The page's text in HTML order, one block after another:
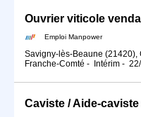
Ouvrier viticole
Emploi Manpower
Savigny-lès-Beaune (21420),
Franche-Comté - Intérim -
Caviste / Aide-caviste